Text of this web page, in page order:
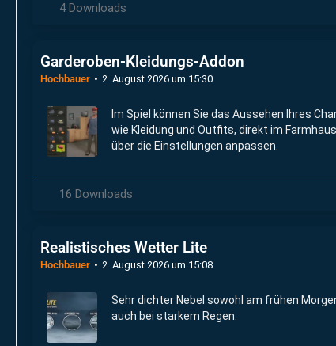
4 Downloads
Garderoben-Kleidungs-Addon
Hochbauer 2. August 2026 um 15:30
Im Spiel können Sie das Aussehen Ihres
wie Kleidung und Outfits, direkt im
über die Einstellungen anpassen.
16 Downloads
Realistisches Wetter Lite
Hochbauer 2. August 2026 um 15:08
Sehr dichter Nebel sowohl am frühen
auch bei starkem Regen.